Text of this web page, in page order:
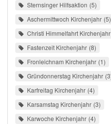
Sternsinger Hilfsaktion 5
Aschermittwoch Kirchenjahr 5
Christi Himmelfahrt Kirchenjahr
Fastenzeit Kirchenjahr 8
Fronleichnam Kirchenjahr 1
Gründonnerstag Kirchenjahr 3
Karfreitag Kirchenjahr 4
Karsamstag Kirchenjahr 3
Karwoche Kirchenjahr 4